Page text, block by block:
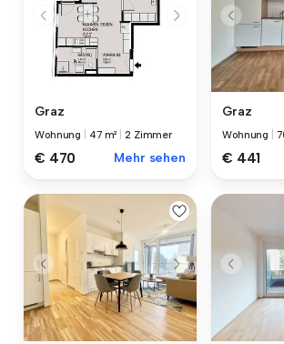
Graz
Wohnung 47 m² |2 Zimmer
€ 470 Mehr sehen
Graz
Wohnung
€ 441